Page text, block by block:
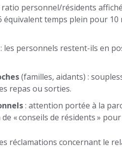
ratio personnel/résidents
équivalent temps plein pour
: les personnels restent-ils en
(familles, aidants) :
repas ou sorties.
: attention portée à la
« conseils de résidents »
réclamations concernant le